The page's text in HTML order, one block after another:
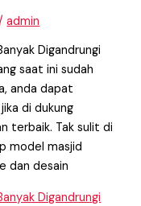
admin
Digandrungi
saat ini sudah
anda dapat
di dukung
terbaik. Tak sulit di
model masjid
dan desain
Digandrungi